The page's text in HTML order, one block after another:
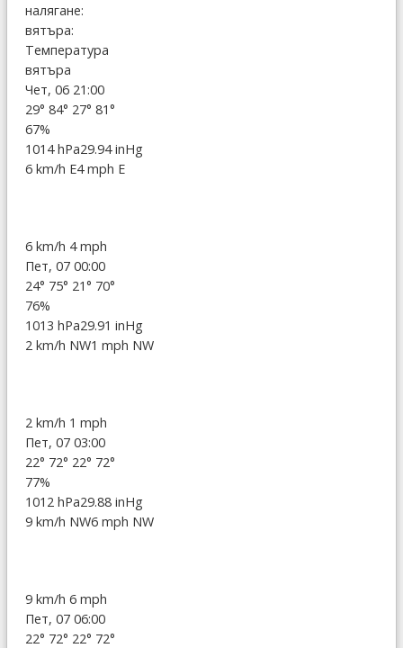
налягане:
вятъра:
Температура
вятъра
Чет, 06 21:00
29° 84° 27° 81°
67%
1014 hPa29.94 inHg
6 km/h E4 mph E
6 km/h 4 mph
Пет, 07 00:00
24° 75° 21° 70°
76%
1013 hPa29.91 inHg
2 km/h NW1 mph NW
2 km/h 1 mph
Пет, 07 03:00
22° 72° 22° 72°
77%
1012 hPa29.88 inHg
9 km/h NW6 mph NW
9 km/h 6 mph
Пет, 07 06:00
22° 72° 22° 72°